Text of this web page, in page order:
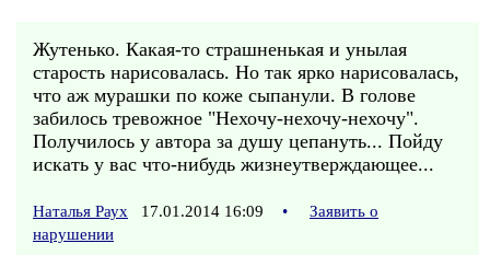
Жутенько. Какая-то страшненькая и унылая
старость нарисовалась. Но так ярко нарисовалась,
что аж мурашки по коже сыпанули. В голове
забилось тревожное "Нехочу-нехочу-нехочу".
Получилось у автора за душу цепануть... Пойду
искать у вас что-нибудь жизнеутверждающее...
Наталья Раух 17.01.2014 16:09 •
Заявить о
нарушении